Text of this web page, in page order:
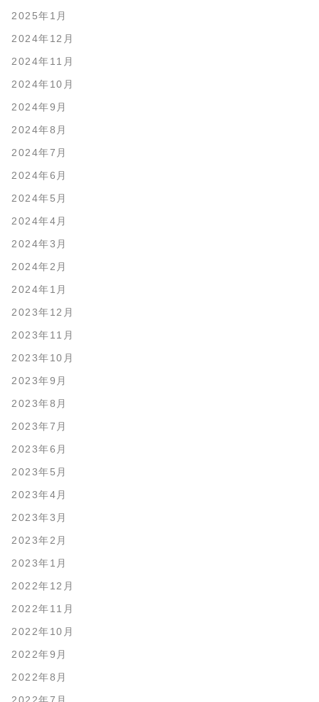
2025年1月
2024年12月
2024年11月
2024年10月
2024年9月
2024年8月
2024年7月
2024年6月
2024年5月
2024年4月
2024年3月
2024年2月
2024年1月
2023年12月
2023年11月
2023年10月
2023年9月
2023年8月
2023年7月
2023年6月
2023年5月
2023年4月
2023年3月
2023年2月
2023年1月
2022年12月
2022年11月
2022年10月
2022年9月
2022年8月